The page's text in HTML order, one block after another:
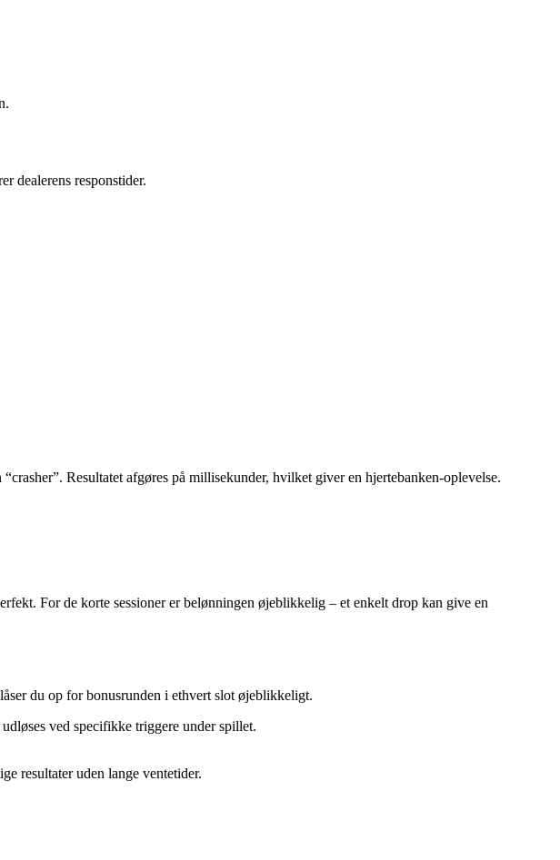
dealerens responstider.
Resultatet afgøres på millisekunder, hvilket giver en hjertebanken‑oplevelse.
For de korte sessioner er belønningen øjeblikkelig – et enkelt drop kan give en
du op for bonusrunden i ethvert slot øjeblikkeligt.
ved specifikke triggere under spillet.
resultater uden lange ventetider.